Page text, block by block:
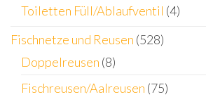
Toiletten Füll/Ablaufventil (4)
Fischnetze und Reusen (528)
Doppelreusen (8)
Fischreusen/Aalreusen (75)